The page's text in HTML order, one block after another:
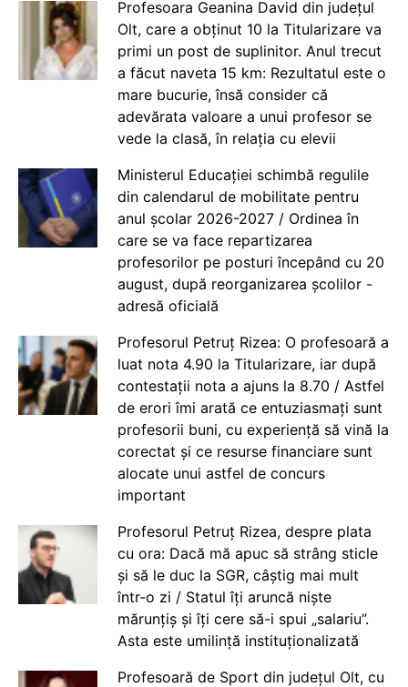
Profesoara Geanina David din județul
Olt, care a obținut 10 la Titularizare va
primi un post de suplinitor. Anul trecut
a făcut naveta 15 km: Rezultatul este o
mare bucurie, însă consider că
adevărata valoare a unui profesor se
vede la clasă, în relația cu elevii
Ministerul Educației schimbă regulile
din calendarul de mobilitate pentru
anul școlar 2026-2027 / Ordinea în
care se va face repartizarea
profesorilor pe posturi începând cu 20
august, după reorganizarea școlilor -
adresă oficială
Profesorul Petruț Rizea: O profesoară a
luat nota 4.90 la Titularizare, iar după
contestații nota a ajuns la 8.70 / Astfel
de erori îmi arată ce entuziasmați sunt
profesorii buni, cu experiență să vină la
corectat și ce resurse financiare sunt
alocate unui astfel de concurs
important
Profesorul Petruț Rizea, despre plata
cu ora: Dacă mă apuc să strâng sticle
și să le duc la SGR, câștig mai mult
într-o zi / Statul îți aruncă niște
mărunțiș și îți cere să-i spui „salariu”.
Asta este umilință instituționalizată
Profesoară de Sport din județul Olt, cu